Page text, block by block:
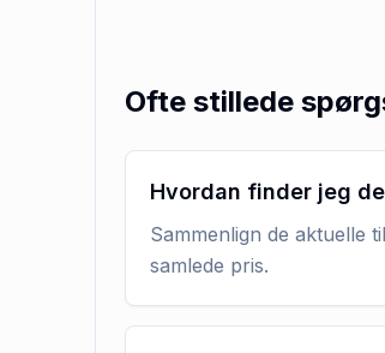
Ofte stillede
Hvordan finder jeg
Sammenlign de aktuelle
samlede pris.